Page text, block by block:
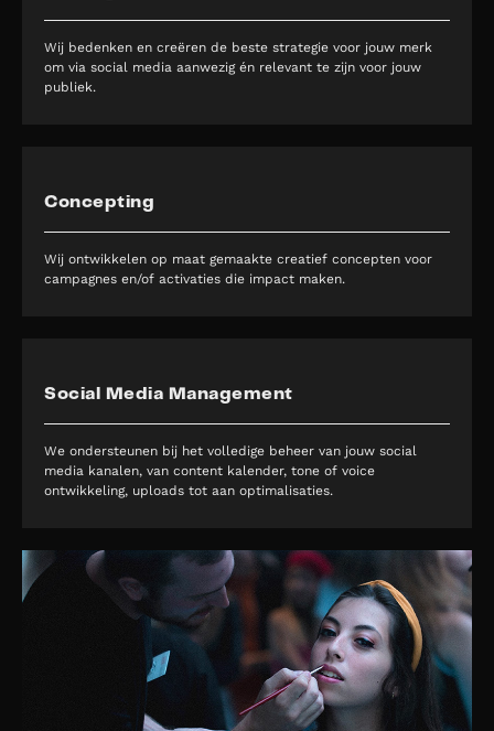
Wij bedenken en creëren de beste strategie voor jouw merk
om via social media aanwezig én relevant te zijn voor jouw
publiek.
Concepting
Wij ontwikkelen op maat gemaakte creatief concepten voor
campagnes en/of activaties die impact maken.
Social Media Management
We ondersteunen bij het volledige beheer van jouw social
media kanalen, van content kalender, tone of voice
ontwikkeling, uploads tot aan optimalisaties.